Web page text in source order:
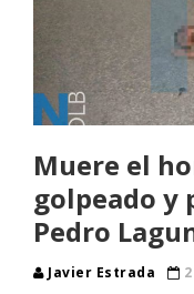
Muere el
golpeado y
Pedro
Javier Estrada